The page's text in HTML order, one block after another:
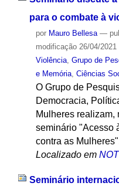
para o combate à
por Mauro Bellesa —
modificação26/04/2021
Violência, Grupo de
e Memória, Ciências
O Grupo de
Democracia,
Mulheres realizam,
seminário "Acesso
contra as
Localizado em
Seminário